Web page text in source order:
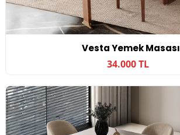
Vesta Yemek Masası
34.000 TL